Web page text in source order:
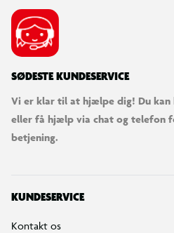
SØDESTE KUNDESERVICE
Vi er klar til at hjælpe dig! Du kan
eller få hjælp via chat og telefon
betjening.
KUNDESERVICE
Kontakt os